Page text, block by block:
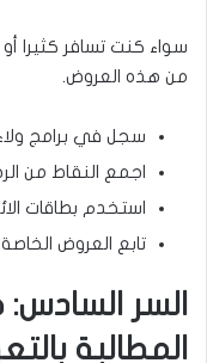
سواء كنت تسافر كثيرا أو
من هذه العروض.
سجل في برامج
اجمع النقاط من
استخدم بطاقات
تابع العروض
السر
المطالبة